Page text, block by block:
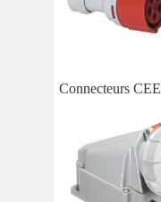
Connecteurs CEE